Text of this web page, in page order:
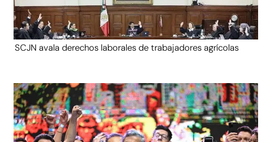
SCJN avala derechos laborales de trabajadores agrícolas